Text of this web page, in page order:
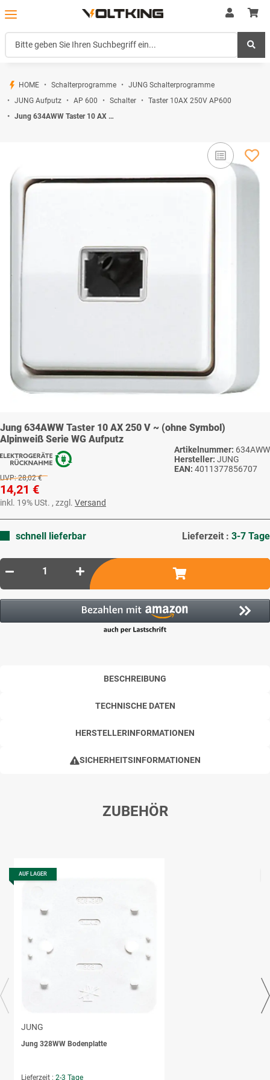
HOME Schalterprogramme
JUNG Schalterprogramme
JUNG Aufputz
AP 600 Schalter
Taster 10AX 250V AP600
Jung 634AWW Taster 10 AX 250 V ~ (ohne Symbol) Alpinweiß Serie WG Aufputz
Jung 634AWW Taster 10 AX 250 V ~ (ohne Symbol)
Alpinweiß Serie WG Aufputz
Artikelnummer: 634AWW
Hersteller: JUNG
EAN: 4011377856707
UVP: 28,02 €
14,21 €
inkl. 19% USt. , zzgl. Versand
schnell lieferbar Lieferzeit : 3-7 Tage
BESCHREIBUNG
TECHNISCHE DATEN
HERSTELLERINFORMATIONEN
SICHERHEITSINFORMATIONEN
ZUBEHÖR
AUF LAGER
JUNG
Jung 328WW Bodenplatte
Lieferzeit : 2-3 Tage